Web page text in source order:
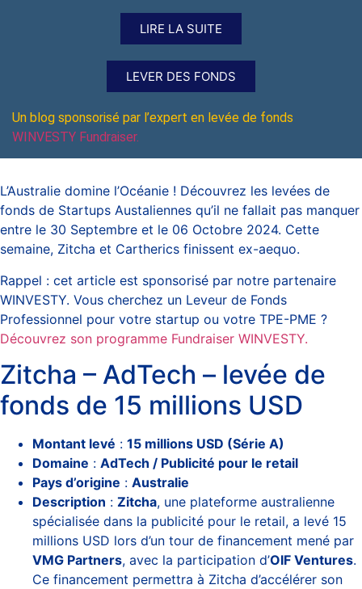
LIRE LA SUITE
LEVER DES FONDS
Un blog sponsorisé par l’expert en levée de fonds
WINVESTY Fundraiser.
L’Australie domine l’Océanie ! Découvrez les levées de
fonds de Startups Austaliennes qu’il ne fallait pas manquer
entre le 30 Septembre et le 06 Octobre 2024. Cette
semaine, Zitcha et Cartherics finissent ex-aequo.
Rappel : cet article est sponsorisé par notre partenaire
WINVESTY. Vous cherchez un Leveur de Fonds
Professionnel pour votre startup ou votre TPE-PME ?
Découvrez son programme Fundraiser WINVESTY.
Zitcha – AdTech – levée de
fonds de 15 millions USD
Montant levé : 15 millions USD (Série A)
Domaine : AdTech / Publicité pour le retail
Pays d’origine : Australie
Description : Zitcha, une plateforme australienne
spécialisée dans la publicité pour le retail, a levé 15
millions USD lors d’un tour de financement mené par
VMG Partners, avec la participation d’OIF Ventures.
Ce financement permettra à Zitcha d’accélérer son